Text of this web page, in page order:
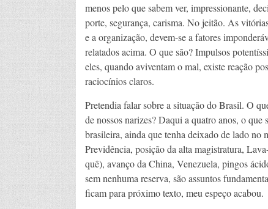
menos pelo que sabem ver, impressionante,
porte, segurança, carisma. No jeitão. As
e a organização, devem-se a fatores
relatados acima. O que são? Impulsos
eles, quando aviventam o mal, existe reação
raciocínios claros.
Pretendia falar sobre a situação do Brasil. O
de nossos narizes? Daqui a quatro anos, o
brasileira, ainda que tenha deixado de lado no
Previdência, posição da alta magistratura,
quê), avanço da China, Venezuela, pingos
sem nenhuma reserva, são assuntos
ficam para próximo texto, meu espeço acabou.